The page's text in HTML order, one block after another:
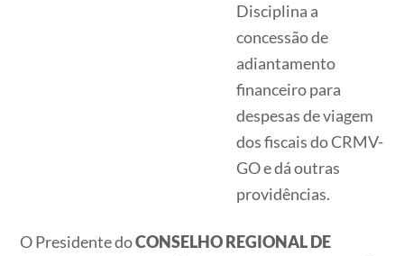
Disciplina a
concessão de
adiantamento
financeiro para
despesas de viagem
dos fiscais do CRMV-
GO e dá outras
providências.
O Presidente doCONSELHO REGIONAL DE